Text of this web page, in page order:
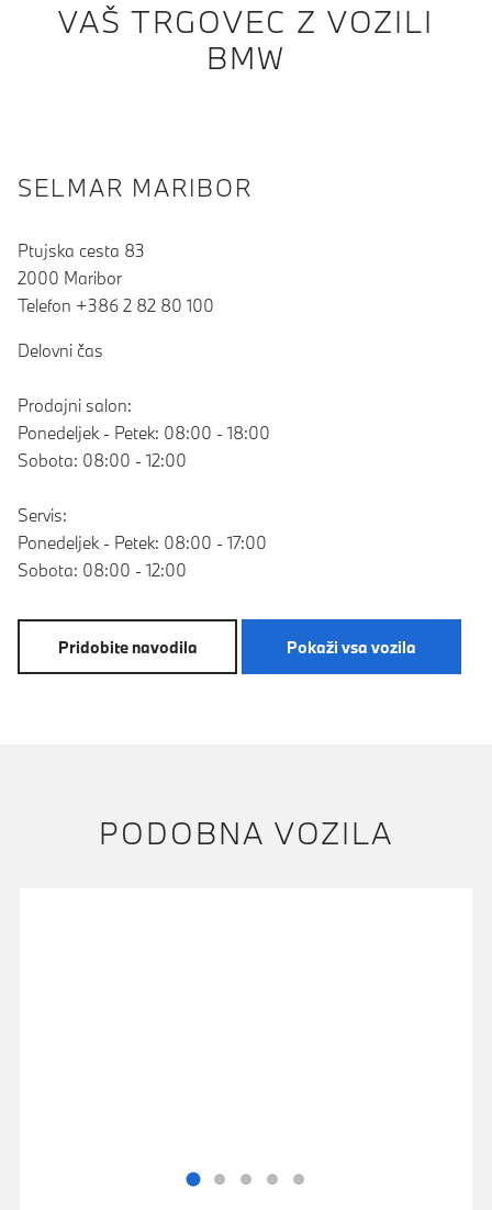
VAŠ TRGOVEC Z VOZILI
BMW
SELMAR MARIBOR
Ptujska cesta 83
2000 Maribor
Telefon +386 2 82 80 100
Delovni čas
Prodajni salon:
Ponedeljek - Petek: 08:00 - 18:00
Sobota: 08:00 - 12:00
Servis:
Ponedeljek - Petek: 08:00 - 17:00
Sobota: 08:00 - 12:00
Pridobite navodila Pokaži vsa vozila
PODOBNA VOZILA